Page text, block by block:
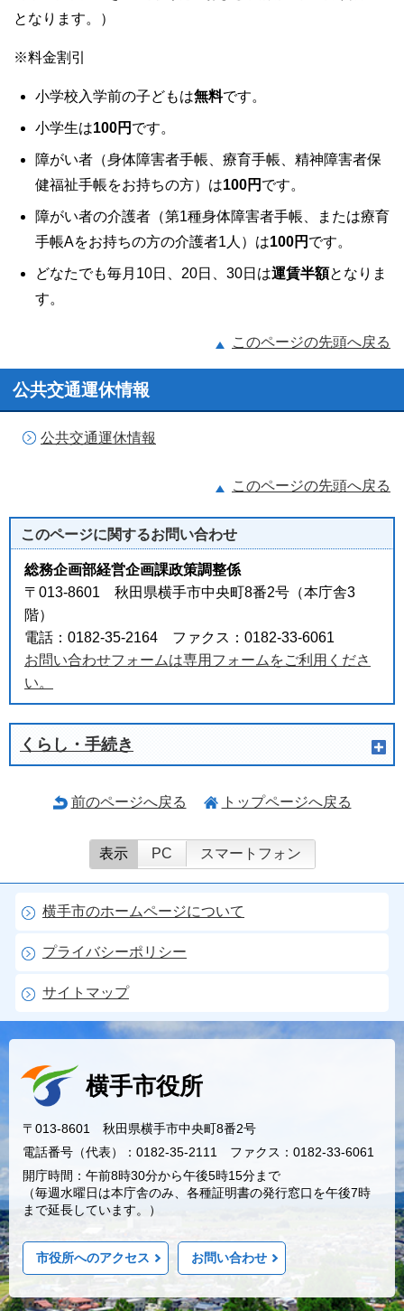
となります。）
※料金割引
小学校入学前の子どもは無料です。
小学生は100円 です。
障がい者（身体障害者手帳、療育手帳、精神障害者保
健福祉手帳をお持ちの方）は100円 です。
障がい者の介護者（第1種身体障害者手帳、または療育
手帳Aをお持ちの方の介護者1人）は100円 です。
どなたでも毎月10日、20日、30日は運賃半額となりま
す。
このページの先頭へ戻る
公共交通運休情報
公共交通運休情報
このページの先頭へ戻る
このページに関するお問い合わせ
総務企画部経営企画課政策調整係
〒013-8601 秋田県横手市中央町8番2号（本庁舎3
階）
電話：0182-35-2164 ファクス：0182-33-6061
お問い合わせフォームは専用フォームをご利用くださ
い。
くらし・手続き
前のページへ戻る トップページへ戻る
表示 PC スマートフォン
横手市のホームページについて
プライバシーポリシー
サイトマップ
横手市役所
〒013-8601 秋田県横手市中央町8番2号
電話番号（代表）：0182-35-2111 ファクス：0182-33-6061
開庁時間：午前8時30分から午後5時15分まで
（毎週水曜日は本庁舎のみ、各種証明書の発行窓口を午後7時
まで延長しています。）
市役所へのアクセス お問い合わせ